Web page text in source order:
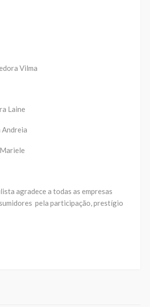
Vilma
Laine
Andreia
agradece a todas as empresas
pela participação, prestígio